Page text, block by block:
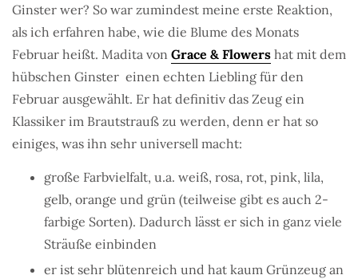
Ginster wer? So war zumindest meine erste Reaktion,
als ich erfahren habe, wie die Blume des Monats
Februar heißt. Madita von Grace & Flowers hat mit dem
hübschen Ginster einen echten Liebling für den
Februar ausgewählt. Er hat definitiv das Zeug ein
Klassiker im Brautstrauß zu werden, denn er hat so
einiges, was ihn sehr universell macht:
große Farbvielfalt, u.a. weiß, rosa, rot, pink, lila,
gelb, orange und grün (teilweise gibt es auch 2-
farbige Sorten). Dadurch lässt er sich in ganz viele
Sträuße einbinden
er ist sehr blütenreich und hat kaum Grünzeug an